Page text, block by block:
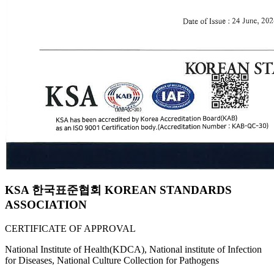
KSA 한국표준협회 KOREAN STANDARDS
ASSOCIATION
CERTIFICATE OF APPROVAL
National Institute of Health(KDCA), National institute of Infection
for Diseases, National Culture Collection for Pathogens